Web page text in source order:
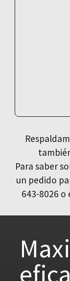
Para saber
un pedido
643-8026 o